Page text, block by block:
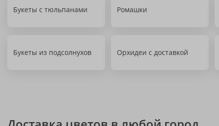
Букеты с тюльпанами Ромашки
Букеты из подсолнухов Орхидеи с доставкой